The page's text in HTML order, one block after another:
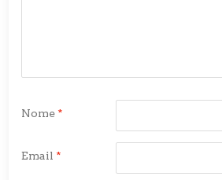
Nome *
Email *